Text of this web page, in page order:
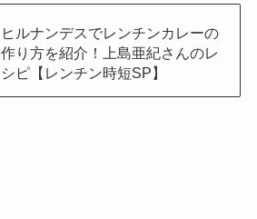
ヒルナンデスでレンチンカレーの
作り方を紹介！上島亜紀さんのレ
シピ【レンチン時短SP】